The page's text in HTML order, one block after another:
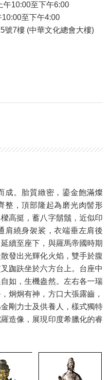
午10:00至下午6:00
至下午4:00
號7樓 (中華文化總會大樓)
成。胎質緻密，鎏金飽滿燦
整，頂部隆起為磨光肉髻形
高挺，蓄八字鬍鬚，近似印
肩繞身袈裟，衣端垂左肩後
續至座下，與羅馬帝國時期
發出光輝化火焰，雙手於腹
跏趺坐於六方台上。台座中
如，生機盎然。左右各一瑞
炯炯有神，方口大張露齒，
剛力士及供養人，樣式獨特
造像，展現印度希臘化的睿